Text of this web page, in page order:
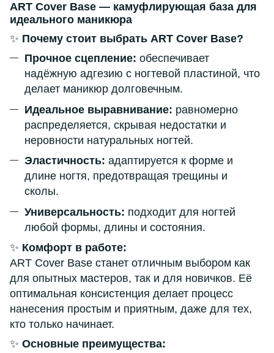
ART Cover Base — камуфлирующая база для
идеального маникюра
✨ Почему стоит выбрать ART Cover Base?
Прочное сцепление: обеспечивает
надёжную адгезию с ногтевой пластиной, что
делает маникюр долговечным.
Идеальное выравнивание: равномерно
распределяется, скрывая недостатки и
неровности натуральных ногтей.
Эластичность: адаптируется к форме и
длине ногтя, предотвращая трещины и
сколы.
Универсальность: подходит для ногтей
любой формы, длины и состояния.
✨ Комфорт в работе:
ART Cover Base станет отличным выбором как
для опытных мастеров, так и для новичков. Её
оптимальная консистенция делает процесс
нанесения простым и приятным, даже для тех,
кто только начинает.
✨ Основные преимущества: